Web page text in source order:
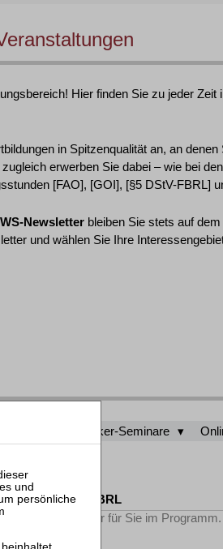
Hier finden Sie zu jeder Zeit
in Spitzenqualität an, an denen
erwerben Sie dabei – wie bei
[FAO], [GOI], [§5 DStV-FBRL]
Newsletter bleiben Sie stets auf
und wählen Sie Ihre
RWS-Praktiker-Seminare
§ 5 DStV-FBRL
zu diesem Filter für Sie im Programm.